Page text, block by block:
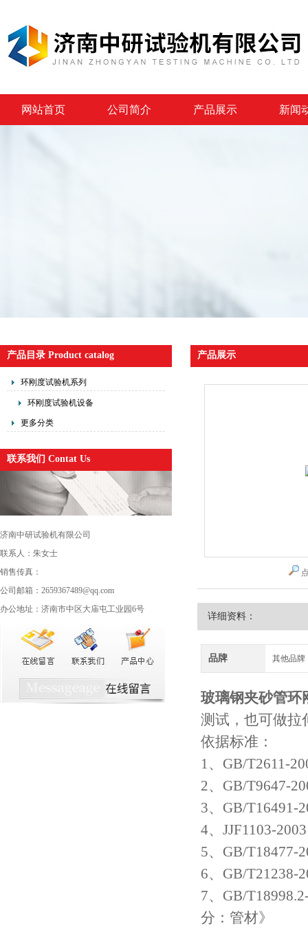
网站首页 公司简介 产品展示 新闻
产品目录 Product catalog
环刚度试验机系列
环刚度试验机设备
更多分类
联系我们 Contat Us
济南中研试验机有限公司
联系人：朱女士
销售传真：
公司邮箱：2659367489@qq.com
办公地址：济南市中区大庙屯工业园6号
产品展示
详细资料：
品牌 其他品牌
玻璃钢夹砂管环
测试，也可做拉
依据标准：
1、GB/T2611-
2、GB/T9647-
3、GB/T16491-
4、JJF1103-
5、GB/T18477-
6、GB/T21238-
7、GB/
分：管材》